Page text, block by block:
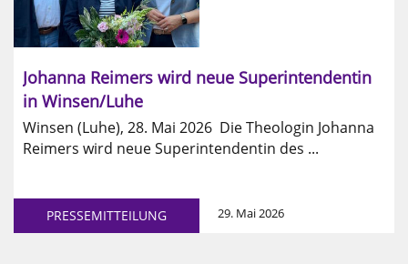
Johanna Reimers wird neue Superintendentin
in Winsen/Luhe
Winsen (Luhe), 28. Mai 2026 Die Theologin Johanna
Reimers wird neue Superintendentin des ...
PRESSEMITTEILUNG 29. Mai 2026